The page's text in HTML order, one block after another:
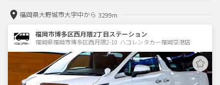
福岡県大野城市大字中から 3299m
福岡市博多区西月隈2丁目ステーション
福岡県福岡市博多区西月隈2-10  ハコレンタカー福岡空港店